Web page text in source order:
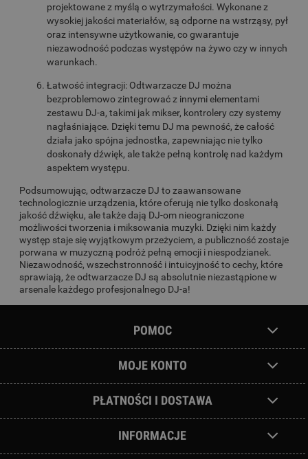
projektowane z myślą o wytrzymałości. Wykonane z
wysokiej jakości materiałów, są odporne na wstrząsy, pył
oraz intensywne użytkowanie, co gwarantuje
niezawodność podczas występów na żywo czy w innych
warunkach.
Łatwość integracji: Odtwarzacze DJ można
bezproblemowo zintegrować z innymi elementami
zestawu DJ-a, takimi jak mikser, kontrolery czy systemy
nagłaśniające. Dzięki temu DJ ma pewność, że całość
działa jako spójna jednostka, zapewniając nie tylko
doskonały dźwięk, ale także pełną kontrolę nad każdym
aspektem występu.
Podsumowując, odtwarzacze DJ to zaawansowane
technologicznie urządzenia, które oferują nie tylko doskonałą
jakość dźwięku, ale także dają DJ-om nieograniczone
możliwości tworzenia i miksowania muzyki. Dzięki nim każdy
występ staje się wyjątkowym przeżyciem, a publiczność zostaje
porwana w muzyczną podróż pełną emocji i niespodzianek.
Niezawodność, wszechstronność i intuicyjność to cechy, które
sprawiają, że odtwarzacze DJ są absolutnie niezastąpione w
arsenale każdego profesjonalnego DJ-a!
POMOC
MOJE KONTO
PŁATNOŚCI I DOSTAWA
INFORMACJE